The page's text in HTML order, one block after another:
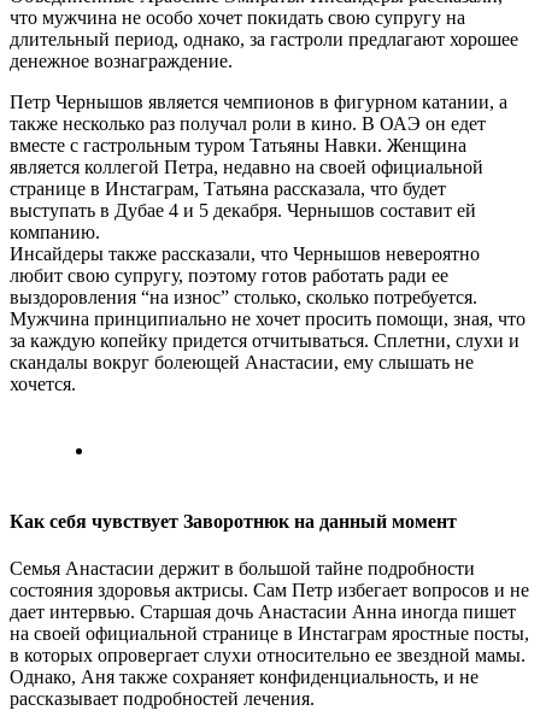
что мужчина не особо хочет покидать свою супругу на
длительный период, однако, за гастроли предлагают хорошее
денежное вознаграждение.
Петр Чернышов является чемпионов в фигурном катании, а
также несколько раз получал роли в кино. В ОАЭ он едет
вместе с гастрольным туром Татьяны Навки. Женщина
является коллегой Петра, недавно на своей официальной
странице в Инстаграм, Татьяна рассказала, что будет
выступать в Дубае 4 и 5 декабря. Чернышов составит ей
компанию.
Инсайдеры также рассказали, что Чернышов невероятно
любит свою супругу, поэтому готов работать ради ее
выздоровления “на износ” столько, сколько потребуется.
Мужчина принципиально не хочет просить помощи, зная, что
за каждую копейку придется отчитываться. Сплетни, слухи и
скандалы вокруг болеющей Анастасии, ему слышать не
хочется.
Как себя чувствует Заворотнюк на данный момент
Семья Анастасии держит в большой тайне подробности
состояния здоровья актрисы. Сам Петр избегает вопросов и не
дает интервью. Старшая дочь Анастасии Анна иногда пишет
на своей официальной странице в Инстаграм яростные посты,
в которых опровергает слухи относительно ее звездной мамы.
Однако, Аня также сохраняет конфиденциальность, и не
рассказывает подробностей лечения.